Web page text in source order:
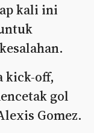
kali ini
kick-off,
gol
Gomez.